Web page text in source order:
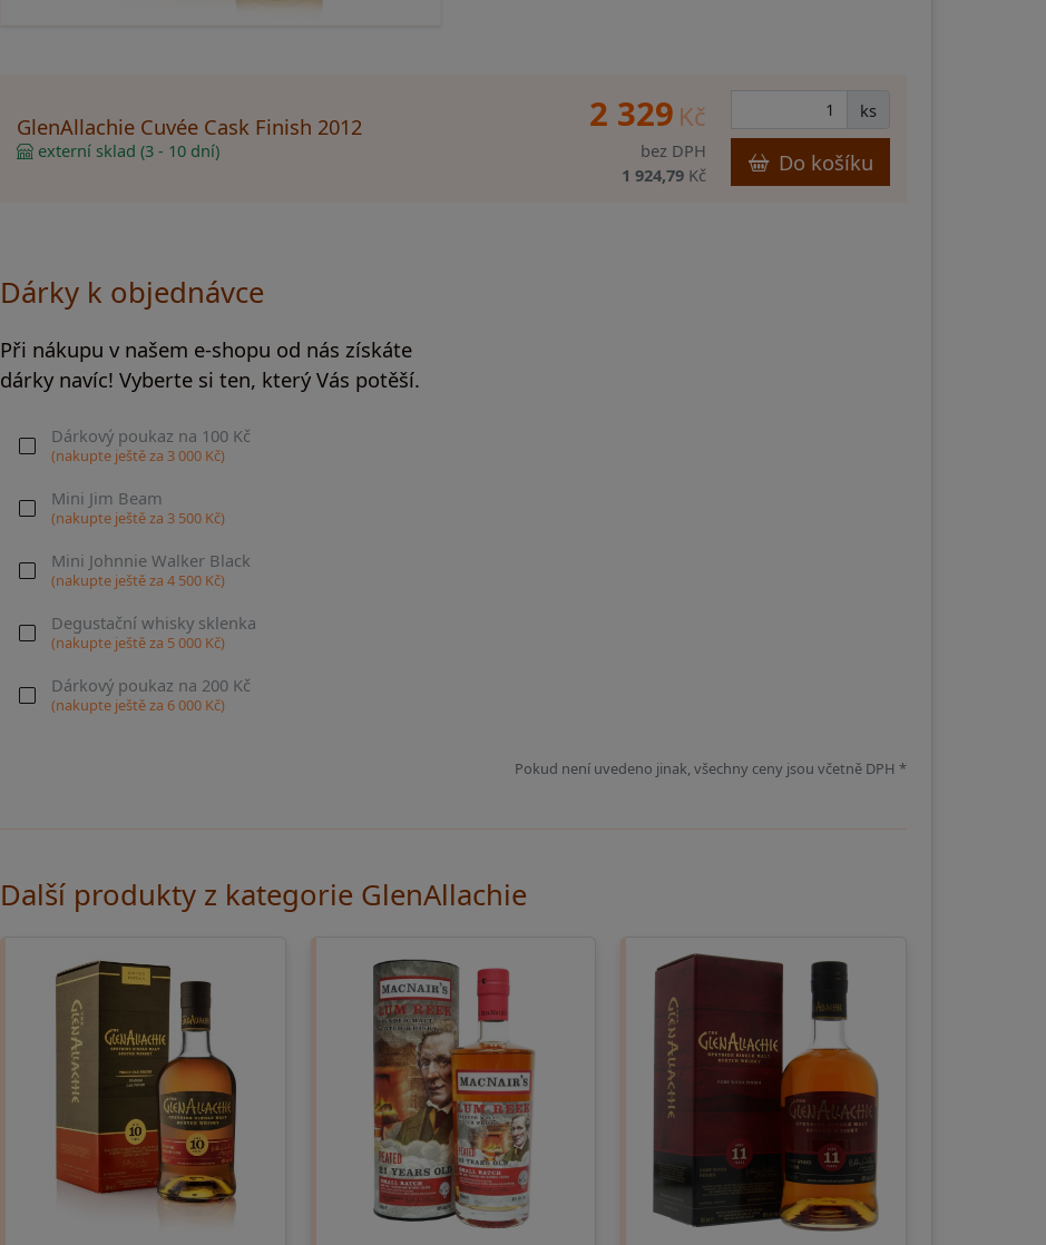
GlenAllachie Cuvée Cask Finish 2012
externí sklad (3 - 10 dní)
2 329 Kč
bez DPH
1 924,79 Kč
ks
Do košíku
Dárky k objednávce
Při nákupu v našem e-shopu od nás získáte
dárky navíc! Vyberte si ten, který Vás potěší.
Dárkový poukaz na 100 Kč
(nakupte ještě za 3 000 Kč)
Mini Jim Beam
(nakupte ještě za 3 500 Kč)
Mini Johnnie Walker Black
(nakupte ještě za4 500 Kč)
Degustační whisky sklenka
(nakupte ještě za 5 000 Kč)
Dárkový poukaz na 200 Kč
(nakupte ještě za6 000 Kč)
Pokud není uvedeno jinak, všechny ceny jsou včetně DPH *
Další produkty z kategorie GlenAllachie